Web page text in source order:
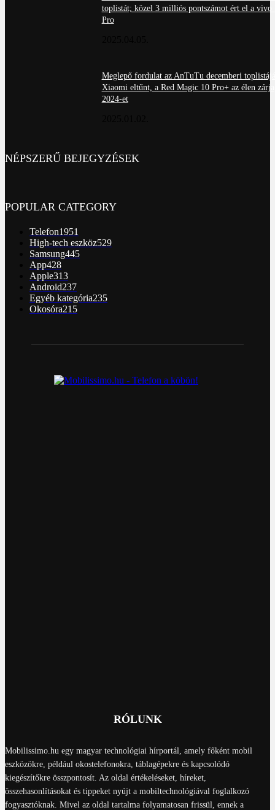
toplistát; közel 3 milliós pontszámot ért el a vivo
Pro
Meglepő fordulat az AnTuTu decemberi
Xiaomi eltűnt, a Red Magic 10 Pro+ az élen zárja
2024-et
NÉPSZERŰ BEJEGYZÉSEK
POPULAR CATEGORY
Telefon1951
High-tech eszköz529
Samsung445
App428
Apple313
Android237
Egyéb kategória235
Okosóra215
RÓLUNK
Mobilissimo.hu egy magyar technológiai hírportál, amely főként mobil
eszközökre, például okostelefonokra, táblagépekre és kapcsolódó
kiegészítőkre összpontosít. Az oldal értékeléseket, híreket,
összehasonlításokat és tippeket nyújt a mobiltechnológiával foglalkozó
fogyasztóknak. Mivel az oldal tartalma folyamatosan frissül, ennek a